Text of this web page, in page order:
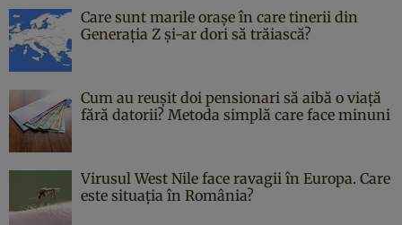
Care sunt marile orașe în care tinerii din
Generația Z și-ar dori să trăiască?
Cum au reușit doi pensionari să aibă o viață
fără datorii? Metoda simplă care face minuni
Virusul West Nile face ravagii în Europa. Care
este situația în România?